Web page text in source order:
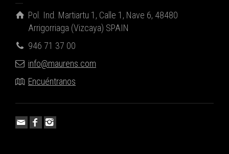
Pol. Ind. Martiartu 1, Calle 1, Nave 6, 48480
Arrigorriaga (Vizcaya) SPAIN
946 71 37 00
info@maurens.com
Encuéntranos